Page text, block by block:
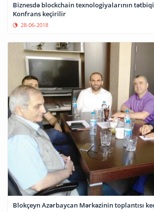
Biznesdə blockchain texnologiyalarının
Konfrans keçirilir
28-06-2018
Blokçeyn Azərbaycan Mərkəzinin toplantısı